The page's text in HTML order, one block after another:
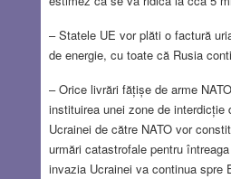
– Statele UE vor plăti o factură
de energie, cu toate că Rusia
– Orice livrări fățișe de arme
instituirea unei zone de interdicție
Ucrainei de către NATO vor
urmări catastrofale pentru
invazia Ucrainei va continua spre